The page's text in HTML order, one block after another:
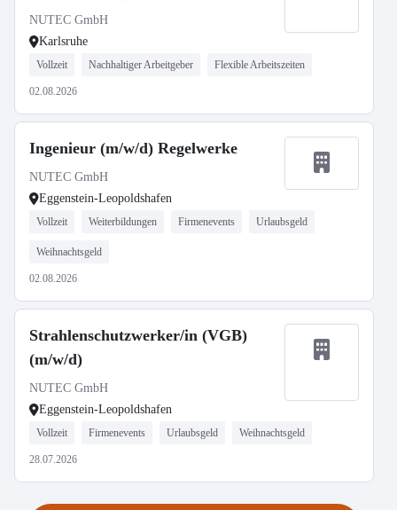
Strahlenschutz (m/w/d)
NUTEC GmbH
Karlsruhe
Vollzeit Nachhaltiger Arbeitgeber Flexible Arbeitszeiten
02.08.2026
Ingenieur (m/w/d) Regelwerke
NUTEC GmbH
Eggenstein-Leopoldshafen
Vollzeit Weiterbildungen Firmenevents Urlaubsgeld
Weihnachtsgeld
02.08.2026
Strahlenschutzwerker/in (VGB)
(m/w/d)
NUTEC GmbH
Eggenstein-Leopoldshafen
Vollzeit Firmenevents Urlaubsgeld Weihnachtsgeld
28.07.2026